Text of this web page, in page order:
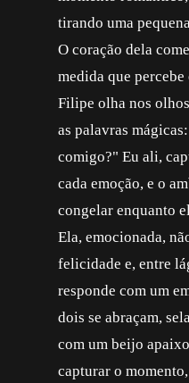
tirando uma
O coração dela
medida que
Filipe olha nos
as palavras
comigo?" Eu ali,
cada emoção, e o
congelar enquanto
Ela, emocionada,
felicidade e, entre
responde com um
dois se abraçam,
com um beijo
capturar o